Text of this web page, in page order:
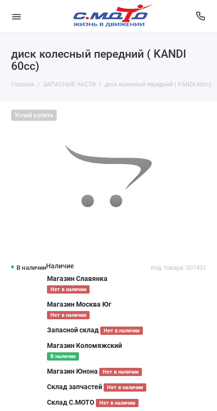
диск колесный передний ( KANDI
60cc)
Главная ЗАПАСНЫЕ ЧАСТИ диск колесный передний ( KANDI 60cc)
Успей купить
В наличии Код товара: 007431
Наличие
Магазин Славянка
Нет в наличии
Магазин Москва Юг
Нет в наличии
Запасной склад Нет в наличии
Магазин Коломяжский
В наличии
Магазин Юнона Нет в наличии
Склад запчастей Нет в наличии
Склад С.МОТО Нет в наличии